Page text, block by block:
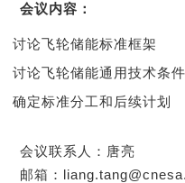
会议内容：
讨论飞轮储能标准框架
讨论飞轮储能通用技术条
确定标准分工和后续计划
会议联系人：唐亮
邮箱：